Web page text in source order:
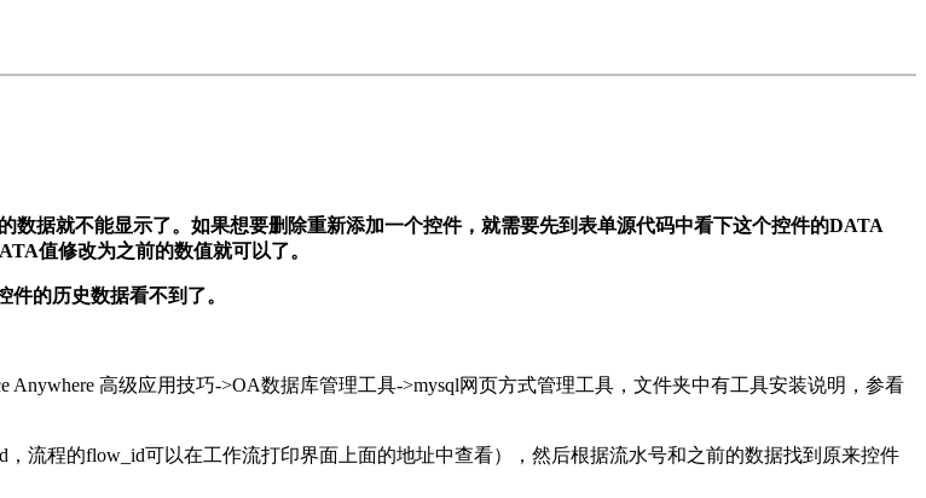
据就不能显示了。如果想要删除重新添加一个控件，就需要先到表单源代码中看下这个控件的DATA
值修改为之前的数值就可以了。
的历史数据看不到了。
高级应用技巧->OA数据库管理工具->mysql网页方式管理工具，文件夹中有工具安装说明，参看
流程的flow_id可以在工作流打印界面上面的地址中查看），然后根据流水号和之前的数据找到原来控件